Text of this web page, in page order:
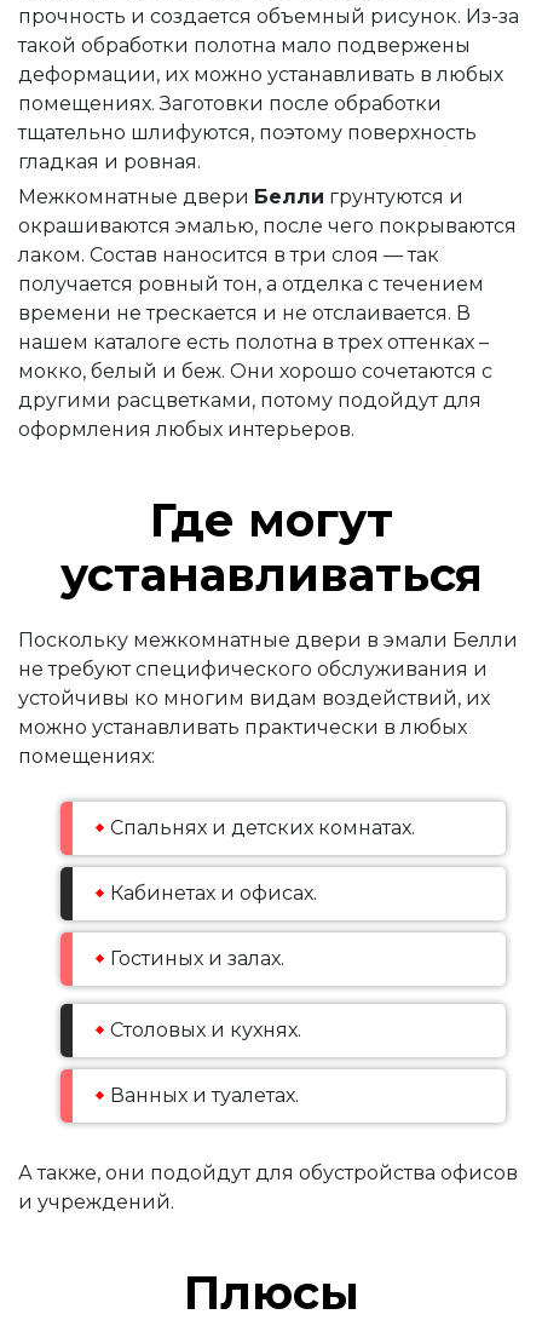
прочность и создается объемный рисунок. Из-за
такой обработки полотна мало подвержены
деформации, их можно устанавливать в любых
помещениях. Заготовки после обработки
тщательно шлифуются, поэтому поверхность
гладкая и ровная.
Межкомнатные двери Белли грунтуются и
окрашиваются эмалью, после чего покрываются
лаком. Состав наносится в три слоя — так
получается ровный тон, а отделка с течением
времени не трескается и не отслаивается. В
нашем каталоге есть полотна в трех оттенках –
мокко, белый и беж. Они хорошо сочетаются с
другими расцветками, потому подойдут для
оформления любых интерьеров.
Где могут
устанавливаться
Поскольку межкомнатные двери в эмали Белли
не требуют специфического обслуживания и
устойчивы ко многим видам воздействий, их
можно устанавливать практически в любых
помещениях:
Спальнях и детских комнатах.
Кабинетах и офисах.
Гостиных и залах.
Столовых и кухнях.
Ванных и туалетах.
А также, они подойдут для обустройства офисов
и учреждений.
Плюсы